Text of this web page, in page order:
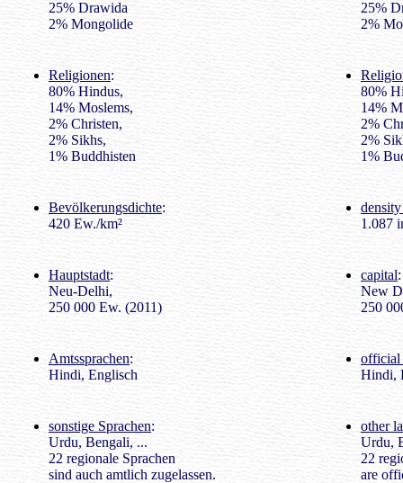
25% Drawida
2% Mongolide
25%
2%
Religionen:
80% Hindus,
14% Moslems,
2% Christen,
2% Sikhs,
1% Buddhisten
80%
14%
2%
2%
1%
Bevölkerungsdichte:
420 Ew./km²
1.087
Hauptstadt:
Neu-Delhi,
250 000 Ew. (2011)
capital:
New
250
Amtssprachen:
Hindi, Englisch
official
Hindi,
sonstige Sprachen:
Urdu, Bengali, ...
22 regionale Sprachen
sind auch amtlich zugelassen.
other
Urdu,
22
are